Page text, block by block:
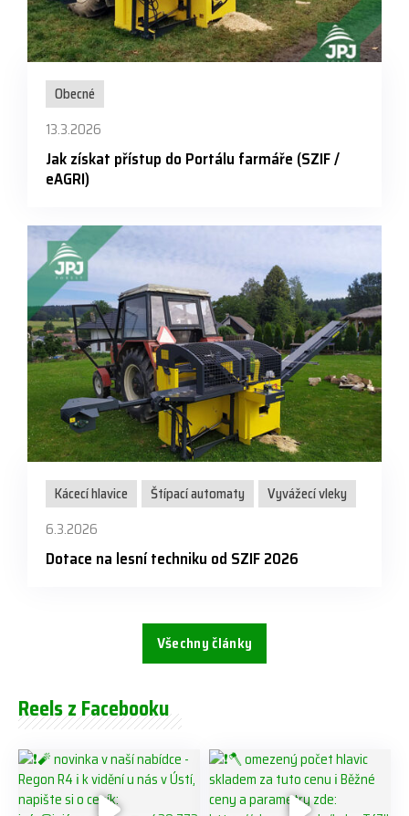
Obecné
13.3.2026
Jak získat přístup do Portálu farmáře (SZIF /
eAGRI)
Kácecí hlavice Štípací automaty
Vyvážecí vleky
6.3.2026
Dotace na lesní techniku od SZIF 2026
Všechny články
Reels z Facebooku